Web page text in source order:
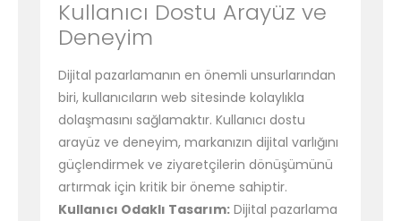
Kullanıcı Dostu Arayüz ve
Deneyim
Dijital pazarlamanın en önemli unsurlarından
biri, kullanıcıların web sitesinde kolaylıkla
dolaşmasını sağlamaktır. Kullanıcı dostu
arayüz ve deneyim, markanızın dijital varlığını
güçlendirmek ve ziyaretçilerin dönüşümünü
artırmak için kritik bir öneme sahiptir.
Kullanıcı Odaklı Tasarım: Dijital pazarlama